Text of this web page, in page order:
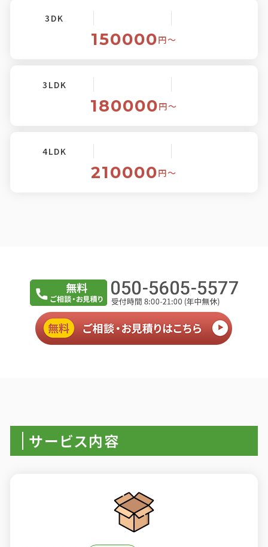
3DK
150000円〜
3LDK
180000円〜
4LDK
210000円〜
サービス内容